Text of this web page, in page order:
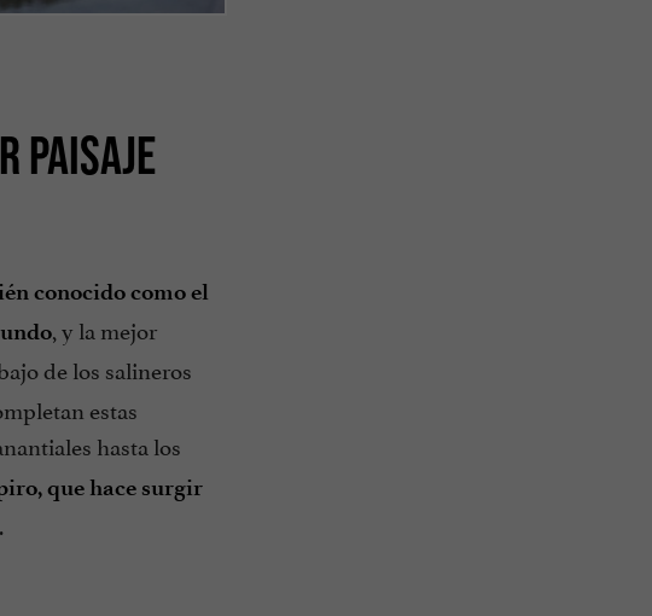
PAISAJE
conocido como el
, y la mejor
de los salineros
estas
hasta los
que hace surgir